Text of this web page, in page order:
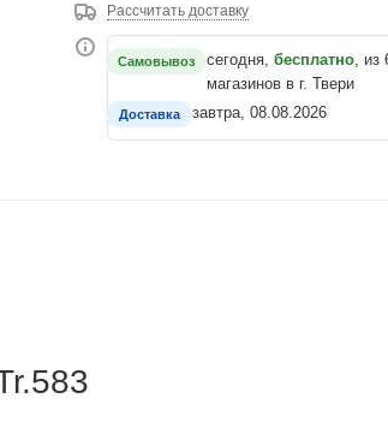
Рассчитать доставку
Самовывоз сегодня,бесплатно, из
магазинов в г. Твери
Доставка завтра, 08.08.2026